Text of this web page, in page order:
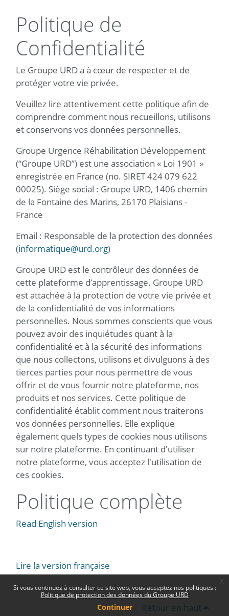
Si vous continuez à consulter ce site web, vous acceptez nos politiques :
Politique de protection des données du Groupe URD
Continuer
Politique de
Confidentialité
Le Groupe URD a à cœur de respecter et de
protéger votre vie privée.
Veuillez lire attentivement cette politique afin de
comprendre comment nous recueillons, utilisons
et conservons vos données personnelles.
Groupe Urgence Réhabilitation Développement
(“Groupe URD”) est une association « Loi 1901 »
enregistrée en France (no. SIRET 424 079 622
00025). Siège social : Groupe URD, 1406 chemin
de la Fontaine des Marins, 26170 Plaisians -
France
Email : Responsable de la protection des données
(informatique@urd.org)
Groupe URD est le contrôleur des données de
cette plateforme d’apprentissage. Groupe URD
est attachée à la protection de votre vie privée et
de la confidentialité de vos informations
personnelles. Nous sommes conscients que vous
pouvez avoir des inquiétudes quant à la
confidentialité et à la sécurité des informations
que nous collectons, utilisons et divulguons à des
tierces parties pour nous permettre de vous
offrir et de vous fournir notre plateforme, nos
produits et nos services. Cette politique de
confidentialité établit comment nous traiterons
vos données personnelles. Elle explique
également quels types de cookies nous utilisons
sur notre plateforme. En continuant d'utiliser
notre plateforme, vous acceptez l'utilisation de
ces cookies.
Politique complète
Read English version
Lire la version française